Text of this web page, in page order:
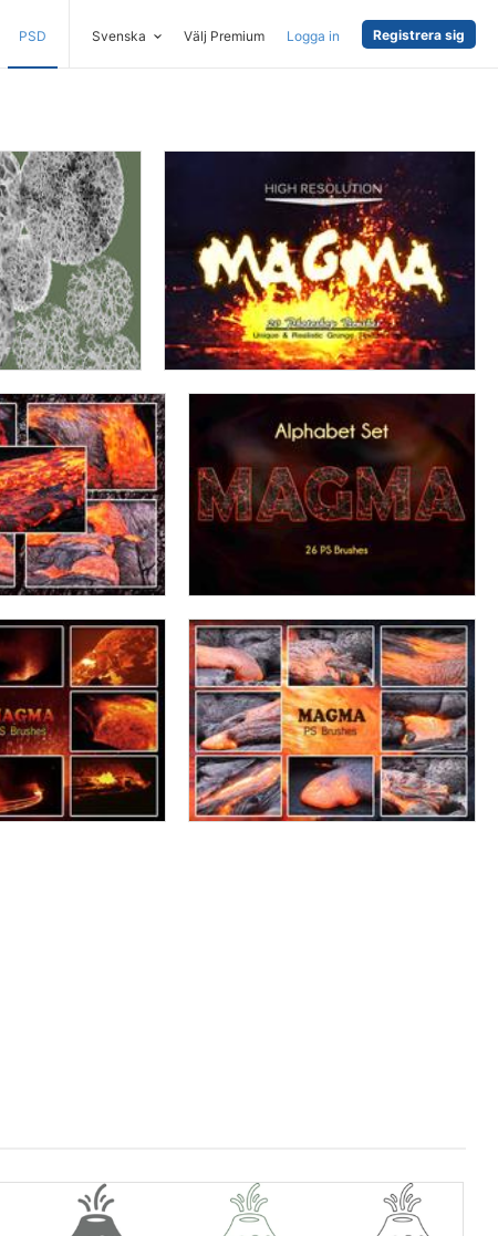
PSD Svenska Välj Premium Logga in Registrera sig